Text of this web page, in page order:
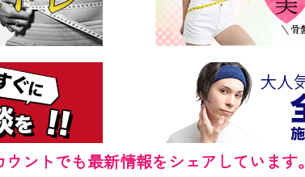
ウントでも最新情報をシェアしています。